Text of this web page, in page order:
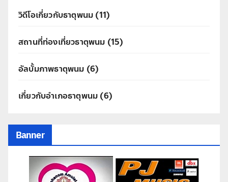
วิดีโอเกี่ยวกับธาตุพนม (11)
สถานที่ท่องเที่ยวธาตุพนม (15)
อัลบั้มภาพธาตุพนม (6)
เกี่ยวกับอำเภอธาตุพนม (6)
Banner